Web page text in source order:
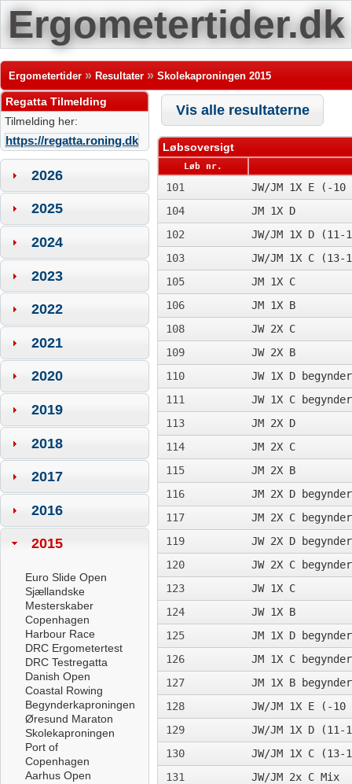
Ergometertider.dk
Ergometertider » Resultater » Skolekaproningen 2015
Regatta Tilmelding
Tilmelding her:
https://regatta.roning.dk
2026
2025
2024
2023
2022
2021
2020
2019
2018
2017
2016
2015
Euro Slide Open
Sjællandske
Mesterskaber
Copenhagen
Harbour Race
DRC Ergometertest
DRC Testregatta
Danish Open
Coastal Rowing
Begynderkaproningen
Øresund Maraton
Skolekaproningen
Port of
Copenhagen
Aarhus Open
Vis alle resultaterne
Løbsoversigt
Løb nr.
101
JW/JM 1X E (-
104
JM 1X D
102
JW/JM 1X D
103
JW/JM 1X C
105
JM 1X C
106
JM 1X B
108
JW 2X C
109
JW 2X B
110
JW 1X D
111
JW 1X C
113
JM 2X D
114
JM 2X C
115
JM 2X B
116
JM 2X D
117
JM 2X C
119
JW 2X D
120
JW 2X C
123
JW 1X C
124
JW 1X B
125
JM 1X D
126
JM 1X C
127
JM 1X B
128
JW/JM 1X E (-
129
JW/JM 1X D
130
JW/JM 1X C
131
JW/JM 2x C Mix